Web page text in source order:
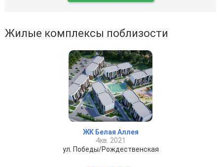
Жилые комплексы поблизости
ЖК Белая Аллея
4кв. 2021
ул. Победы/Рождественская